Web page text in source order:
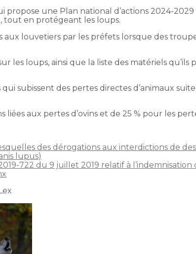
une Plan national d’actions 2024-2029
tout en protégeant les loups.
louvetiers par les préfets lorsque des
les loups, ainsi que la liste des matériels qu’ils
subissent des pertes directes d’animaux
aux pertes d’ovins et de 25 % pour les
des dérogations aux interdictions de
lupus)
722 du 9 juillet 2019 relatif à l’indemnisation